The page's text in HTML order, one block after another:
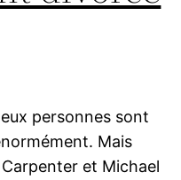
personnes sont
Mais
et Michael